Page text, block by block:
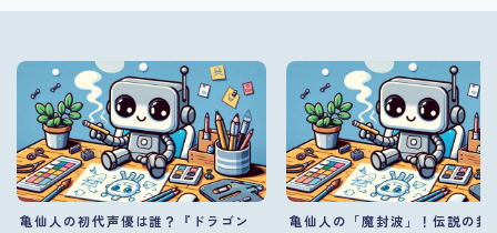
亀仙人の初代声優は誰？『ドラゴン
亀仙人の「魔封波」！伝説の封